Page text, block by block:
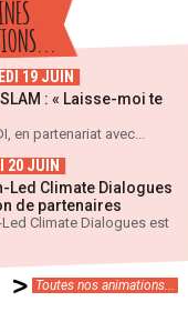
19 JUIN
: « Laisse-moi te
en partenariat avec...
20 JUIN
Led Climate Dialogues
de partenaires
Climate Dialogues est
Toutes nos animations...